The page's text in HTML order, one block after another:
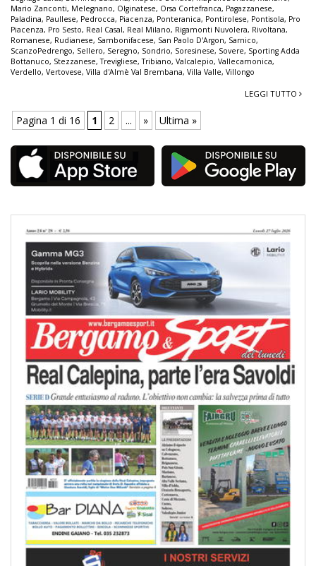
Mario Zanconti, Melegnano, Olginatese, Orsa Cortefranca, Pagazzanese,
Paladina, Paullese, Pedrocca, Piacenza, Ponteranica, Pontirolese, Pontisola, Pro
Piacenza, Pro Sesto, Real Casal, Real Milano, Rigamonti Nuvolera, Rivoltana,
Romanese, Rudianese, Sambonifacese, San Paolo D'Argon, Sarnico,
ScanzoPedrengo, Sellero, Seregno, Sondrio, Soresinese, Sovere, Sporting Adda
Bottanuco, Stezzanese,Trevigliese,Tribiano, Valcalepio, Vallecamonica,
Verdello, Vertovese, Villa d'Almè Val Brembana, Villa Valle, Villongo
LEGGI TUTTO
Pagina 1 di 16 1 2 ... » Ultima »